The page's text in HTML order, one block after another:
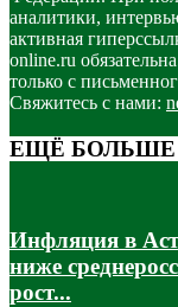
аналитики,
активная
online.ru
только с
Свяжитесь с нами:
ЕЩЁ БОЛЬШЕ
Инфляция в
ниже
рост...